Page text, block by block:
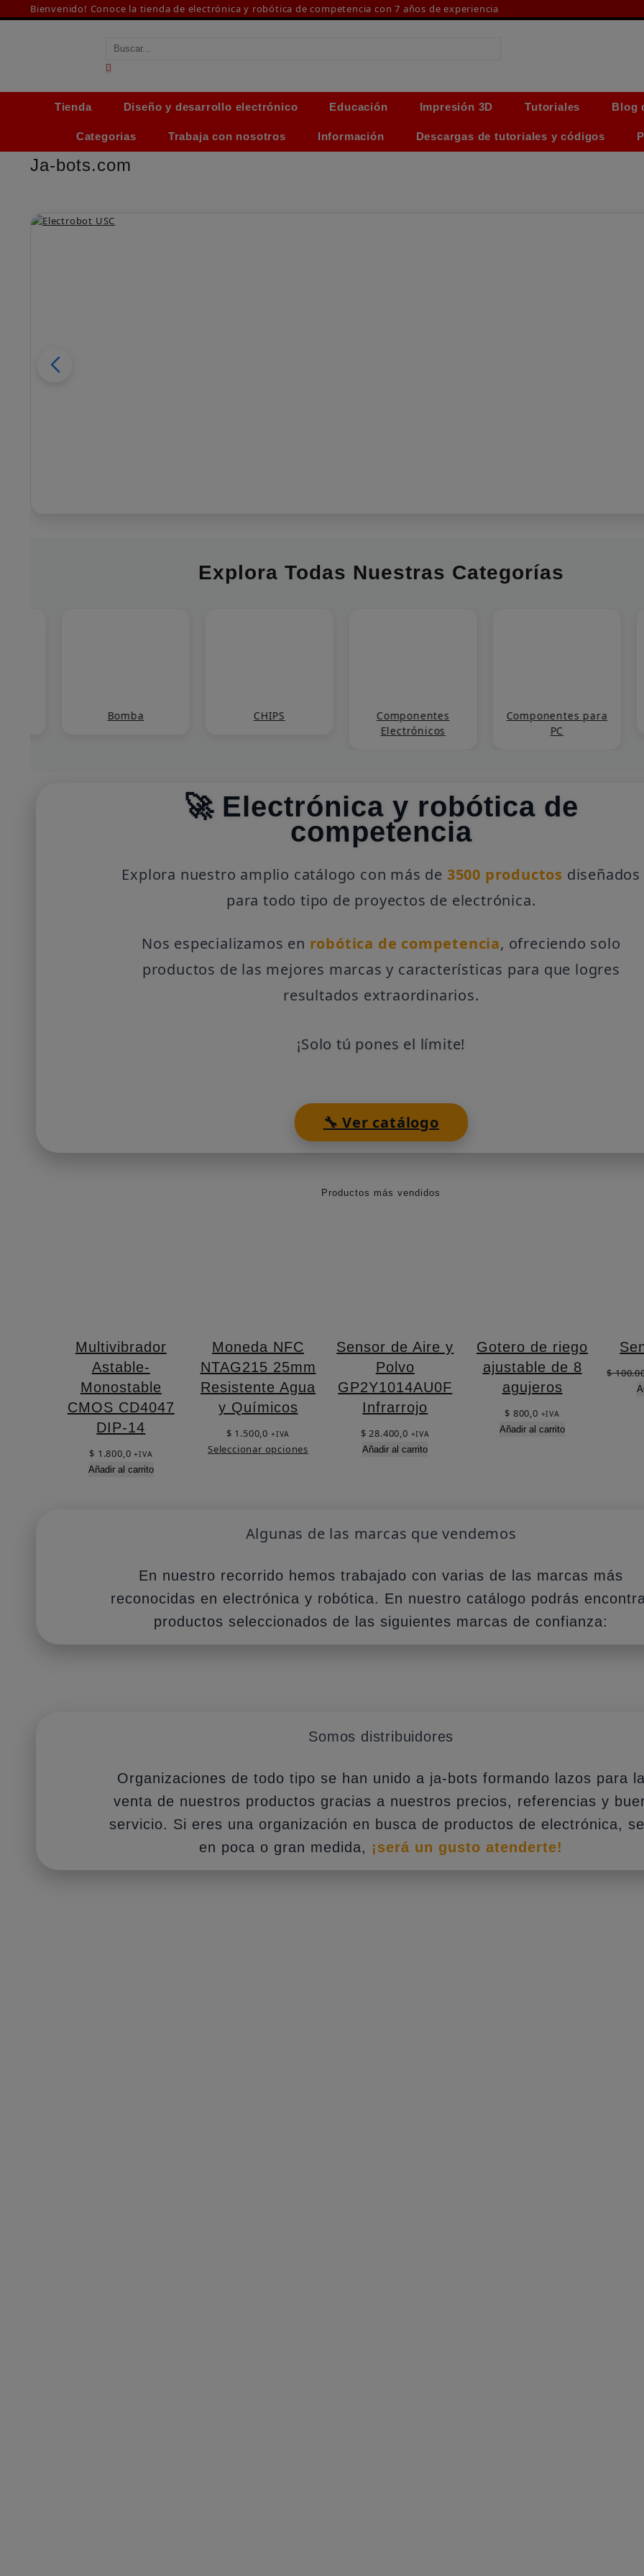
al
Bienvenido! Conoce la tienda de electrónica y robótica de competencia con 7 años de experiencia
Tienda Diseño y desarrollo electrónico Educación Impresión 3D Tutoriales Blog
Categorias Trabaja con nosotros Información Descargas de tutoriales y códigos
Ja-bots.com
Explora Todas Nuestras Categorías
Bomba CHIPS
Componentes
Electrónicos
Componentes para
🚀 Electrónica y robótica de
competencia
Explora nuestro amplio catálogo con más de 3500 productos diseñados
para todo tipo de proyectos de electrónica.
Nos especializamos en robótica de competencia, ofreciendo solo
productos de las mejores marcas y características para que logres
resultados extraordinarios.
¡Solo tú pones el límite!
🔧 Ver catálogo
Productos más vendidos
Multivibrador
Astable-
Monostable
CMOS CD4047
DIP-14
$ 1.800,0 +IVA
Añadir al carrito
Moneda NFC
NTAG215 25mm
Resistente Agua
y Químicos
$ 1.500,0 +IVA
Seleccionar opciones
Sensor de Aire y
Polvo
GP2Y1014AU0F
Infrarrojo
$ 28.400,0 +IVA
Añadir al carrito
Gotero de riego
ajustable de 8
agujeros
$ 800,0 +IVA
Añadir al carrito
$
Algunas de las marcas que vendemos
En nuestro recorrido hemos trabajado con varias de las marcas más
reconocidas en electrónica y robótica. En nuestro catálogo podrás
productos seleccionados de las siguientes marcas de confianza:
Somos distribuidores
Organizaciones de todo tipo se han unido a ja-bots formando lazos para la
venta de nuestros productos gracias a nuestros precios, referencias y
servicio. Si eres una organización en busca de productos de electrónica,
en poca o gran medida, ¡será un gusto atenderte!